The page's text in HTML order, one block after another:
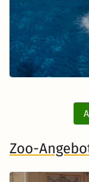
inkl.
Zoo-